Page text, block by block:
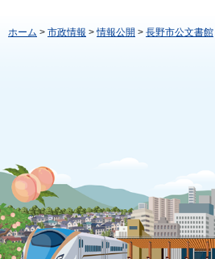
ホーム > 市政情報 >情報公開 > 長野市公文書館